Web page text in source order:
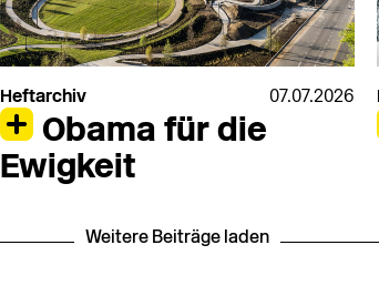
Heftarchiv 07.07.2026
Obama für die
Ewigkeit
Weitere Beiträge laden